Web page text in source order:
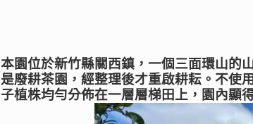
本園位於新竹縣關西鎮，一個三面環山的
是廢耕茶園，經整理後才重啟耕耘。不使
子植株均勻分佈在一層層梯田上，園內顯